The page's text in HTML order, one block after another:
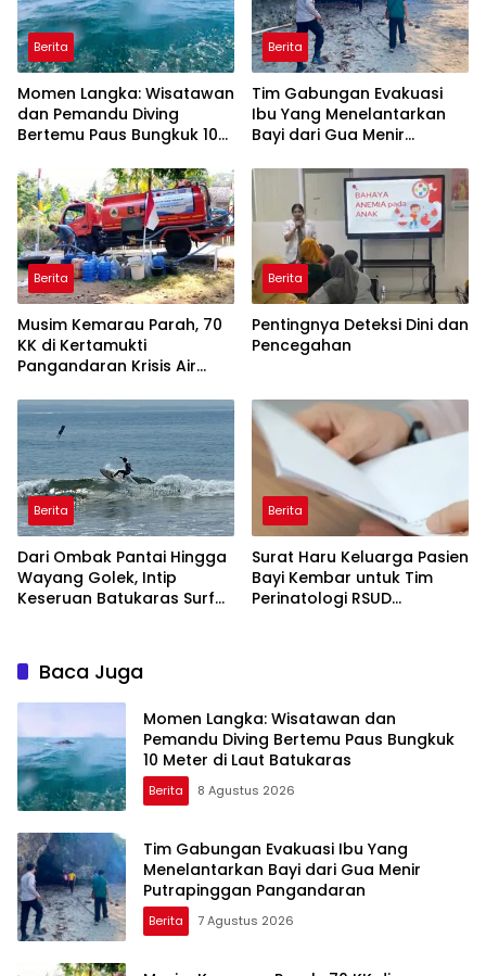
Berita
Momen Langka: Wisatawan
dan Pemandu Diving
Bertemu Paus Bungkuk 10
Berita
Tim Gabungan Evakuasi
Ibu Yang Menelantarkan
Bayi dari Gua Menir
Pangandaran
Berita
Musim Kemarau Parah, 70
KK di Kertamukti
Pangandaran Krisis Air
BPBD Gerak Cepat
Berita
Pentingnya Deteksi Dini dan
Pencegahan
Berita
Dari Ombak Pantai Hingga
Wayang Golek, Intip
Keseruan Batukaras Surf
Berita
Surat Haru Keluarga Pasien
Bayi Kembar untuk Tim
Perinatologi RSUD
Baca Juga
Momen Langka: Wisatawan dan
Pemandu Diving Bertemu Paus Bungkuk
10 Meter di Laut Batukaras
Berita 8 Agustus 2026
Tim Gabungan Evakuasi Ibu Yang
Menelantarkan Bayi dari Gua Menir
Putrapinggan Pangandaran
Berita 7 Agustus 2026